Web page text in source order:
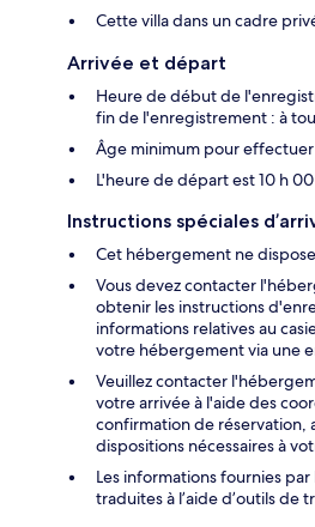
Cette villa dans un cadre
Arrivée et départ
Heure de début de
fin de l'enregistrement : à
Âge minimum pour
L'heure de départ est 10 h 00
Instructions spéciales
Cet hébergement ne
Vous devez contacter
obtenir les instructions
informations relatives au
votre hébergement via une
Veuillez contacter
votre arrivée à l'aide des
confirmation de réservation,
dispositions nécessaires à
Les informations fournies
traduites à l’aide d’outils de